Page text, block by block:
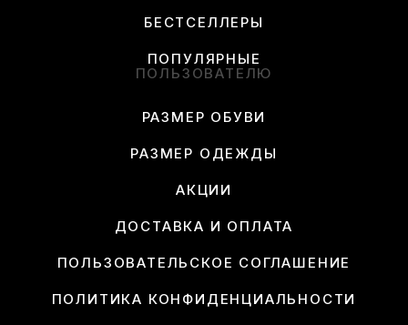
БЕСТСЕЛЛЕРЫ
ПОПУЛЯРНЫЕ
ПОЛЬЗОВАТЕЛЮ
РАЗМЕР ОБУВИ
РАЗМЕР ОДЕЖДЫ
АКЦИИ
ДОСТАВКА И ОПЛАТА
ПОЛЬЗОВАТЕЛЬСКОЕ СОГЛАШЕНИЕ
ПОЛИТИКА КОНФИДЕНЦИАЛЬНОСТИ